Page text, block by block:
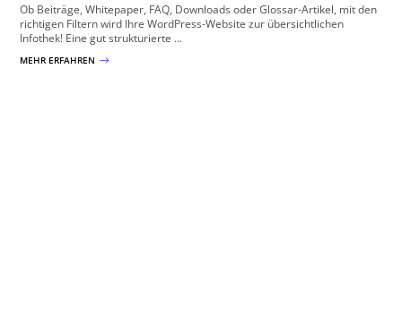
Ob Beiträge, Whitepaper, FAQ, Downloads oder Glossar-Artikel, mit den
richtigen Filtern wird Ihre WordPress-Website zur übersichtlichen
Infothek! Eine gut strukturierte ...
MEHR ERFAHREN $